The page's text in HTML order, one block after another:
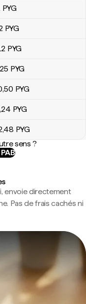
PYG
PYG
PYG
PYG
,50 PYG
,24 PYG
,48 PYG
sens ?
envoie directement
Pas de frais cachés ni